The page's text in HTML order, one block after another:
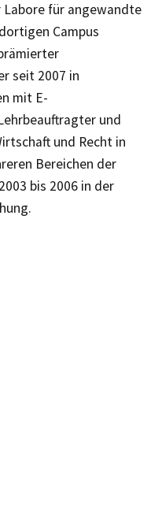
für angewandte
Campus
seit 2007 in
mit E-
und
und Recht in
Bereichen der
bis 2006 in der